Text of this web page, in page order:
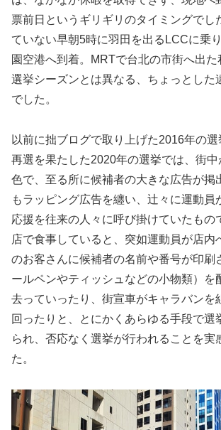
票前日というギリギリのタイミングでし
ていない早朝5時に羽田を出るLCCに乗
園空港へ到着。MRTで台北の市街へ出
選挙シーズンとは異なる、ちょっとした
でした。
以前に拙ブログで取り上げた2016年の
再選を果たした2020年の選挙では、街
色で、至る所に候補者の大きな広告が掲
もラッピング広告を纏い、辻々に運動員
応援を往来の人々に呼び掛けていたもの
店で食事していると、突如運動員が店内
のお客さんに候補者の名前や番号が印刷
ールペンやティッシュなどの小物類）を
去っていったり、街宣車がキャラバンを
回ったりと、とにかくあらゆる手段で選
られ、否応なく選挙が行われることを実
た。